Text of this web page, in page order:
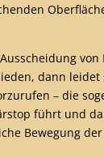
dann
– die
führt und
Bewegung